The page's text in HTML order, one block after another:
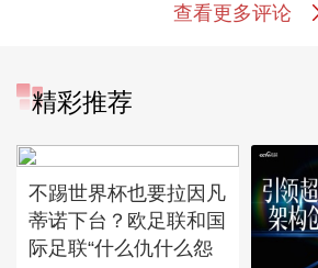
查看更多评论
精彩推荐
不踢世界杯也要拉因凡
蒂诺下台？欧足联和国
际足联“什么仇什么怨